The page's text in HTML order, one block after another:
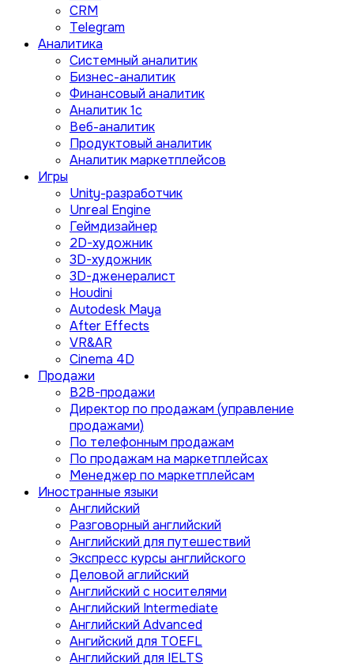
CRM
Telegram
Аналитика
Системный аналитик
Бизнес-аналитик
Финансовый аналитик
Aналитик 1с
Веб-аналитик
Продуктовый аналитик
Аналитик маркетплейсов
Игры
Unity-разработчик
Unreal Engine
Геймдизайнер
2D-художник
3D-художник
3D-дженералист
Houdini
Autodesk Maya
After Effects
VR&AR
Cinema 4D
Продажи
B2B-продажи
Директор по продажам (управление
продажами)
По телефонным продажам
По продажам на маркетплейсах
Менеджер по маркетплейсам
Иностранные языки
Английский
Разговорный английский
Английский для путешествий
Экспресс курсы английского
Деловой аглийский
Английский с носителями
Английский Intermediate
Английский Advanced
Ангийский для TOEFL
Английский для IELTS